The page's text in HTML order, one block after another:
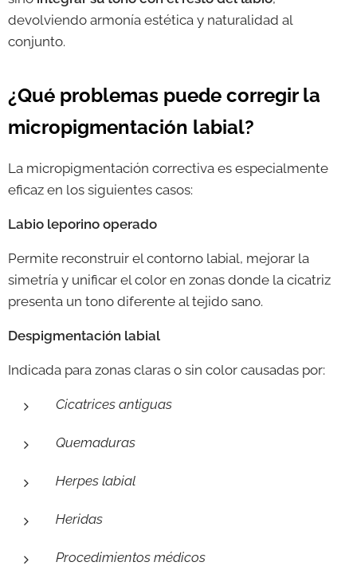
devolviendo armonía estética y naturalidad al
conjunto.
¿Qué problemas puede corregir la
micropigmentación labial?
La micropigmentación correctiva es especialmente
eficaz en los siguientes casos:
Labio leporino operado
Permite reconstruir el contorno labial, mejorar la
simetría y unificar el color en zonas donde la cicatriz
presenta un tono diferente al tejido sano.
Despigmentación labial
Indicada para zonas claras o sin color causadas por:
Cicatrices antiguas
Quemaduras
Herpes labial
Heridas
Procedimientos médicos